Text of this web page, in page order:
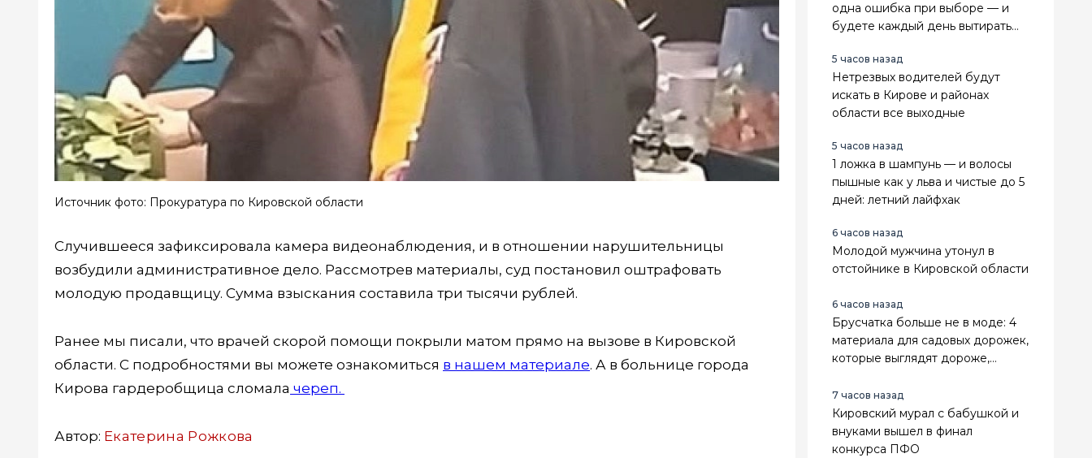
Источник фото: Прокуратура по Кировской области
Случившееся зафиксировала камера видеонаблюдения, и в отношении нарушительницы
возбудили административное дело. Рассмотрев материалы, суд постановил оштрафовать
молодую продавщицу. Сумма взыскания составила три тысячи рублей.
Ранее мы писали, что врачей скорой помощи покрыли матом прямо на вызове в Кировской
области. С подробностями вы можете ознакомиться в нашем материале. А в больнице города
Кирова гардеробщица сломала череп.
Автор: Екатерина Рожкова
одна ошибка при выборе — и
будете каждый день вытирать
пола
5 часов назад
Нетрезвых водителей будут
искать в Кирове и районах
области все выходные
5 часов назад
1 ложка в шампунь — и волосы
пышные как у льва и чистые до 5
дней: летний лайфхак
6 часов назад
Молодой мужчина утонул в
отстойнике в Кировской области
6 часов назад
Брусчатка больше не в моде: 4
материала для садовых дорожек,
которые выглядят дороже,
травой
7 часов назад
Кировский мурал с бабушкой и
внуками вышел в финал
конкурса ПФО